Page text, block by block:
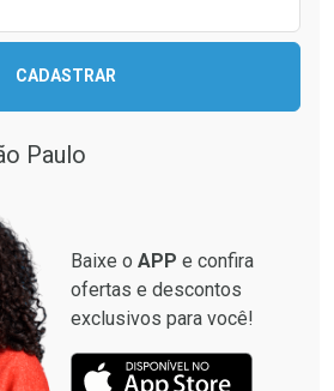
CADASTRAR
Paulo
Baixe o APP e confira
ofertas e descontos
exclusivos para você!